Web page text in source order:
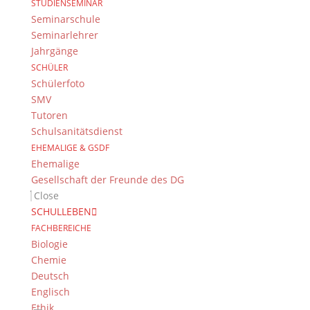
STUDIENSEMINAR
Seminarschule
Seminarlehrer
Jahrgänge
SCHÜLER
Schülerfoto
SMV
Tutoren
Schulsanitätsdienst
EHEMALIGE & GSDF
Ehemalige
Gesellschaft der Freunde des DG
Close
SCHULLEBEN
FACHBEREICHE
Biologie
Chemie
Deutsch
Englisch
Die Erinnerung an die NS-Verbrechen soll deren
Opfer vor dem Vergessen schützen, ihre Würde
bewahren und uns dazu ermuntern, der
Wiederholung ähnlicher Verbrechen
entgegenzuwirken.
Suche
Newsarchiv
Newsarchiv